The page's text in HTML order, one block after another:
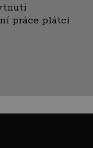
práce plátci